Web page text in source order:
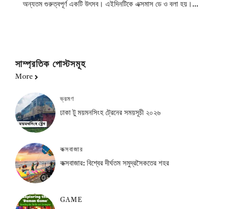
অন্যতম গুরুত্বপূর্ণ একটি উৎসব। এইদিনটিকে এক্সমাস ডে ও বলা হয়।...
সাম্প্রতিক পোস্টসমূহ
More
ভ্রমণ
ঢাকা টু ময়মনসিংহ ট্রেনের সময়সূচী ২০২৬
কক্সবাজার
কক্সবাজার: বিশ্বের দীর্ঘতম সমুদ্রসৈকতের শহর
GAME